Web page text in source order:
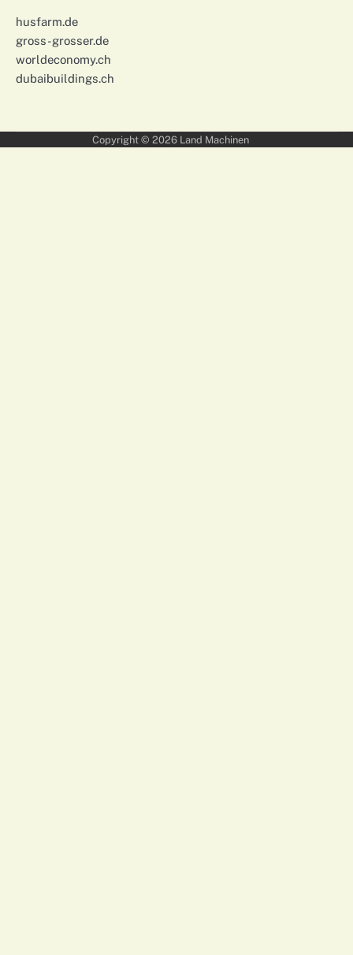
husfarm.de
gross-grosser.de
worldeconomy.ch
dubaibuildings.ch
Copyright © 2026 Land Machinen